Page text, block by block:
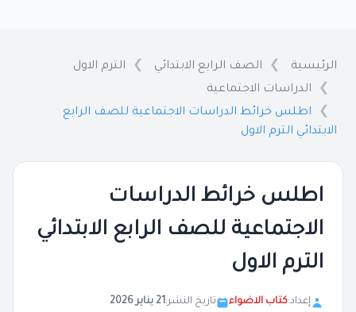
الرئيسية الصف الرابع الابتدائي
الترم الاول
الدراسات الاجتماعية
اطلس خرائط الدراسات الاجتماعية للصف الرابع
الابتدائي الترم الاول
اطلس خرائط الدراسات
الاجتماعية للصف الرابع الابتدائي
الترم الاول
إعداد:كتاب الاضواء تاريخ النشر:21 يناير 2026